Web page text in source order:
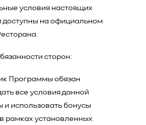
условия настоящих
доступны на официальном
сторон:
Программы обязан
все условия данной
и использовать бонусы
рамках установленных